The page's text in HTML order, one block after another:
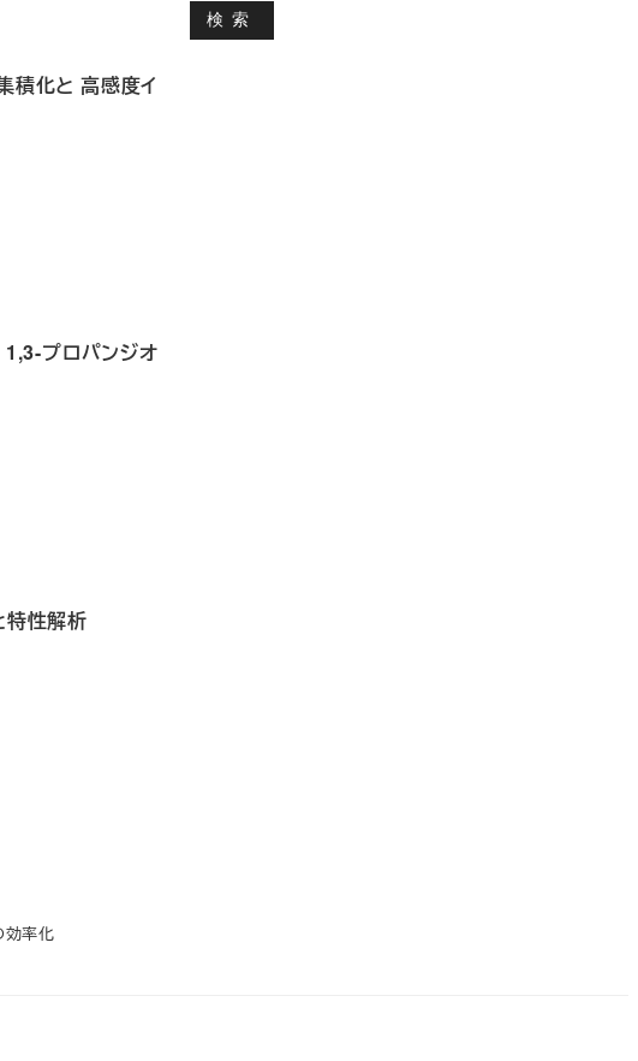
積化と 高感度イ
プロパンジオ
特性解析
検索
効率化